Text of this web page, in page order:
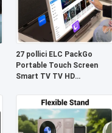
27 pollici ELC PackGo
Portable Touch Screen
Smart TV TV HD